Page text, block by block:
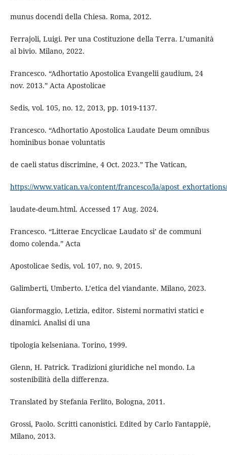
munus docendi della Chiesa. Roma, 2012.
Ferrajoli, Luigi. Per una Costituzione della Terra. L’umanità
al bivio. Milano, 2022.
Francesco. “Adhortatio Apostolica Evangelii gaudium, 24
nov. 2013.” Acta Apostolicae
Sedis, vol. 105, no. 12, 2013, pp. 1019-1137.
Francesco. “Adhortatio Apostolica Laudate Deum omnibus
hominibus bonae voluntatis
de caeli status discrimine, 4 Oct. 2023.” The Vatican,
https://www.vatican.va/content/francesco/la/
laudate-deum.html. Accessed 17 Aug. 2024.
Francesco. “Litterae Encyclicae Laudato si’ de communi
domo colenda.” Acta
Apostolicae Sedis, vol. 107, no. 9, 2015.
Galimberti, Umberto. L’etica del viandante. Milano, 2023.
Gianformaggio, Letizia, editor. Sistemi normativi statici e
dinamici. Analisi di una
tipologia kelseniana. Torino, 1999.
Glenn, H. Patrick. Tradizioni giuridiche nel mondo. La
sostenibilità della differenza.
Translated by Stefania Ferlito, Bologna, 2011.
Grossi, Paolo. Scritti canonistici. Edited by Carlo Fantappiè,
Milano, 2013.